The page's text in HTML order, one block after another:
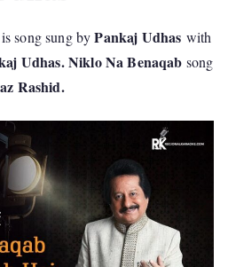
song sung byPankaj Udhas with
Udhas. Niklo Na Benaqab song
Rashid.